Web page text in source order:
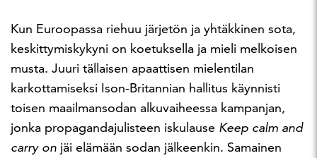
Kun Euroopassa riehuu järjetön ja yhtäkkinen sota,
keskittymiskykyni on koetuksella ja mieli melkoisen
musta. Juuri tällaisen apaattisen mielentilan
karkottamiseksi Ison-Britannian hallitus käynnisti
toisen maailmansodan alkuvaiheessa kampanjan,
jonka propagandajulisteen iskulause Keep calm and
carry on jäi elämään sodan jälkeenkin. Samainen